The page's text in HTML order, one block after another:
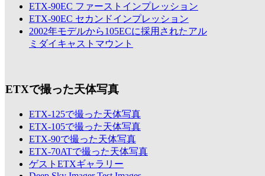
ETX-90EC ファーストインプレッション
ETX-90EC セカンドインプレッション
2002年モデルから105ECに採用されたアル
ミダイキャストマウント
ETXで撮った天体写真
ETX-125で撮った天体写真
ETX-105で撮った天体写真
ETX-90で撮った天体写真
ETX-70ATで撮った天体写真
ゲストETXギャラリー